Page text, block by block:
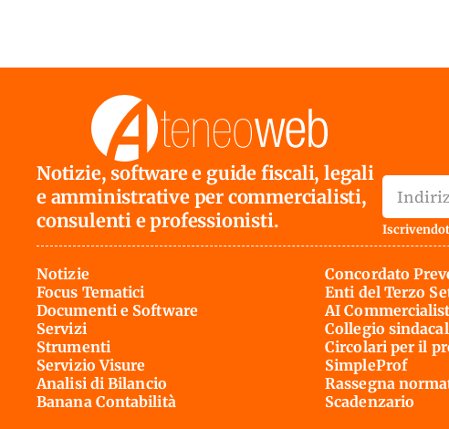
Notizie, software e guide fiscali, legali
e amministrative per commercialisti,
consulenti e professionisti.
Notizie
Focus Tematici
Documenti e Software
Servizi
Strumenti
Servizio Visure
Analisi di Bilancio
Banana Contabilità
Concordato
Enti del Terzo
AI
Collegio
Circolari per il
SimpleProf
Rassegna
Scadenzario